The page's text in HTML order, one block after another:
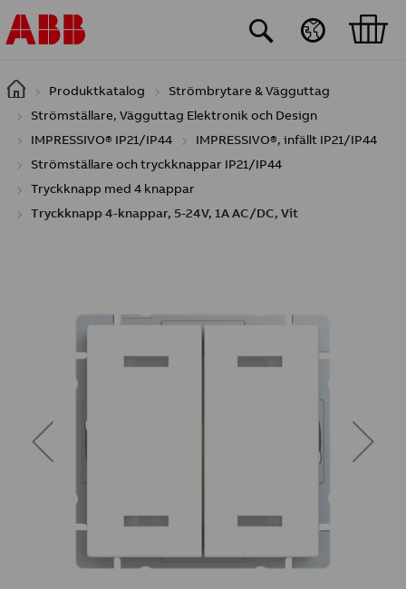
Hoppa till huvudinnehåll
Produktkatalog
Strömbrytare & Vägguttag
Strömställare, Vägguttag Elektronik och Design
IMPRESSIVO® IP21/IP44
IMPRESSIVO®, infällt IP21/IP44
Strömställare och tryckknappar IP21/IP44
Tryckknapp med 4 knappar
Tryckknapp 4-knappar, 5-24V, 1A AC/DC, Vit